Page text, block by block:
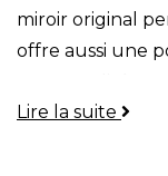
miroir original
offre aussi une
propose des
Lire la suite